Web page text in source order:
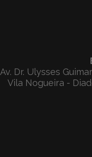
Av. Dr. Ulysses
Vila Nogueira -